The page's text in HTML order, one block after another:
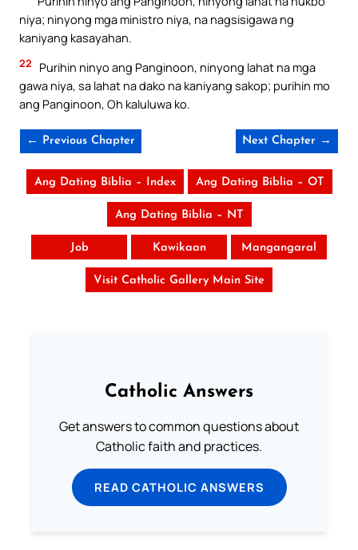
niya; ninyong mga ministro niya, na nagsisigawa ng
kaniyang kasayahan.
22
Purihin ninyo ang Panginoon, ninyong lahat na mga
gawa niya, sa lahat na dako na kaniyang sakop; purihin mo
ang Panginoon, Oh kaluluwa ko.
← Previous Chapter Next Chapter →
Ang Dating Biblia – Index Ang Dating Biblia – OT
Ang Dating Biblia – NT
Job Kawikaan Mangangaral
Visit Catholic Gallery Main Site
Catholic Answers
Get answers to common questions about
Catholic faith and practices.
READ CATHOLIC ANSWERS